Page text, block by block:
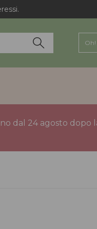
dal 24 agosto dopo